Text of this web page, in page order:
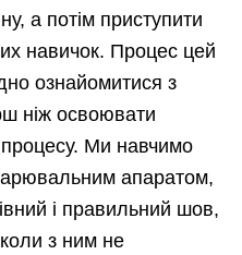
а потім приступити
навичок. Процес цей
ознайомитися з
ніж освоювати
процесу. Ми навчимо
апаратом,
і правильний шов,
з ним не